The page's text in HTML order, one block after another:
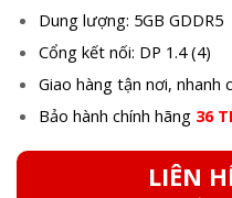
Dung lượng: 5GB GDDR5
Cổng kết nối: DP 1.4 (4)
Giao hàng tận nơi, nhanh
Bảo hành chính hãng 36
LIÊN